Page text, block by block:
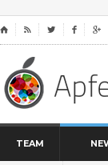
⌂    
TEAM